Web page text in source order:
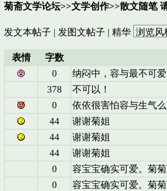
菊斋文学论坛>>文学创作>>散文随笔
发文本帖子 | 发图文帖子 | 精华
表情 字数
0
纳闷中，容与最不可
378
不可以！
0
依依很害怕容与生气
44
谢谢菊姐
44
谢谢菊姐
44
谢谢菊姐
0
容宝宝确实可爱。菊
0
容宝宝确实可爱。菊